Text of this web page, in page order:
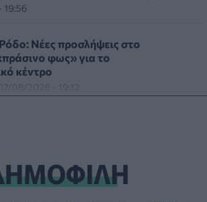
Νέες προσλήψεις στο
φως» για το
κέντρο
07/08/2026 - 19:12
η νέα ταινία του Spider-Man για